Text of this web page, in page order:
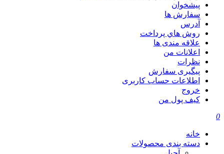
پیشخوان
سفارش ها
آدرس
روش هاي پرداخت
علاقه مندی ها
اعلانات من
نظرات
پیگیری سفارش
اطلاعات حساب كاربری
خروج
کیف پول من
0
خانه
دسته بندی محصولات